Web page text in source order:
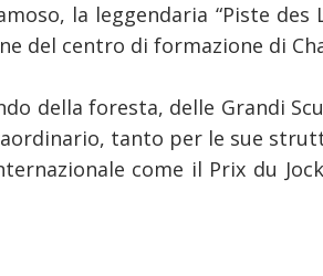
la leggendaria “Piste des
del centro di formazione di
della foresta, delle Grandi
tanto per le sue
come il Prix du